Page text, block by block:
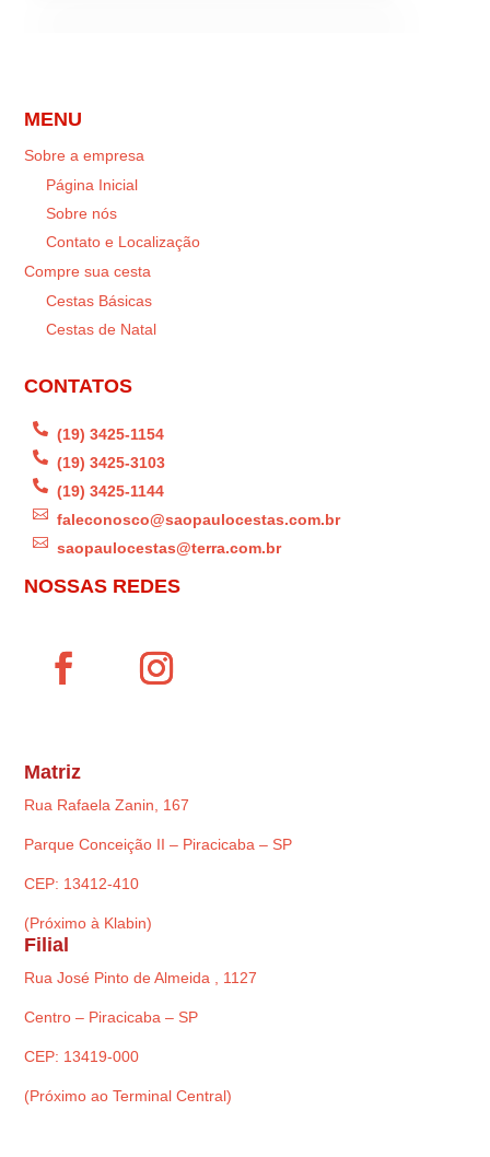
MENU
Sobre a empresa
Página Inicial
Sobre nós
Contato e Localização
Compre sua cesta
Cestas Básicas
Cestas de Natal
CONTATOS
 (19) 3425-1154
 (19) 3425-3103
 (19) 3425-1144
 faleconosco@saopaulocestas.com.br
 saopaulocestas@terra.com.br
NOSSAS REDES
Matriz
Rua Rafaela Zanin, 167
Parque Conceição II – Piracicaba – SP
CEP: 13412-410
(Próximo à Klabin)
Filial
Rua José Pinto de Almeida , 1127
Centro – Piracicaba – SP
CEP: 13419-000
(Próximo ao Terminal Central)